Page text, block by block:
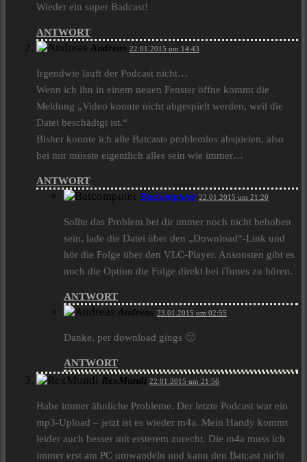
Wieder ein super Badcast!
ANTWORT
Andreas 22.01.2015 um 14:43
Irgendwie läuft der Podcast nicht…
Wenn ich ihn in einem neuen Fenster öffne kommt die
Meldung „Video konnte nicht abgespielt werden, weil die
Datei beschädigt ist.“
Bisher konnte ich alle Batcasts problemlos abspielen, also
bei mir müsste eigentlich alles sein wie immer…
ANTWORT
Batcomputer 22.01.2015 um 21:20
Sollte das Problem bei dir immer noch nicht behoben
sein, lade die Datei über den „Download“-Link und
hör die Folge über den VLC-Player. Ansonsten gibt es
noch die Option die Folge direkt bei iTunes zu hören.
ANTWORT
Andreas 23.01.2015 um 02:55
Danke, per download gings 🙂
ANTWORT
RexMundi 22.01.2015 um 21:56
Habe immer ähnliche Probleme. Der letzte Podcast war ein
mp3-Upload – jetzt ist es wieder m4a. Mein Handy kommt
leider auch besser mit ersterem zurecht. Die m4a muss ich
immer erst am PC umwandeln und kann den Batcast nicht